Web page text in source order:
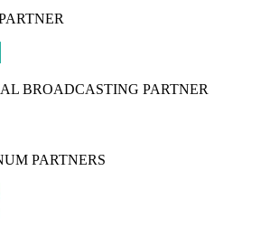
BROADCASTING PARTNER
PARTNERS